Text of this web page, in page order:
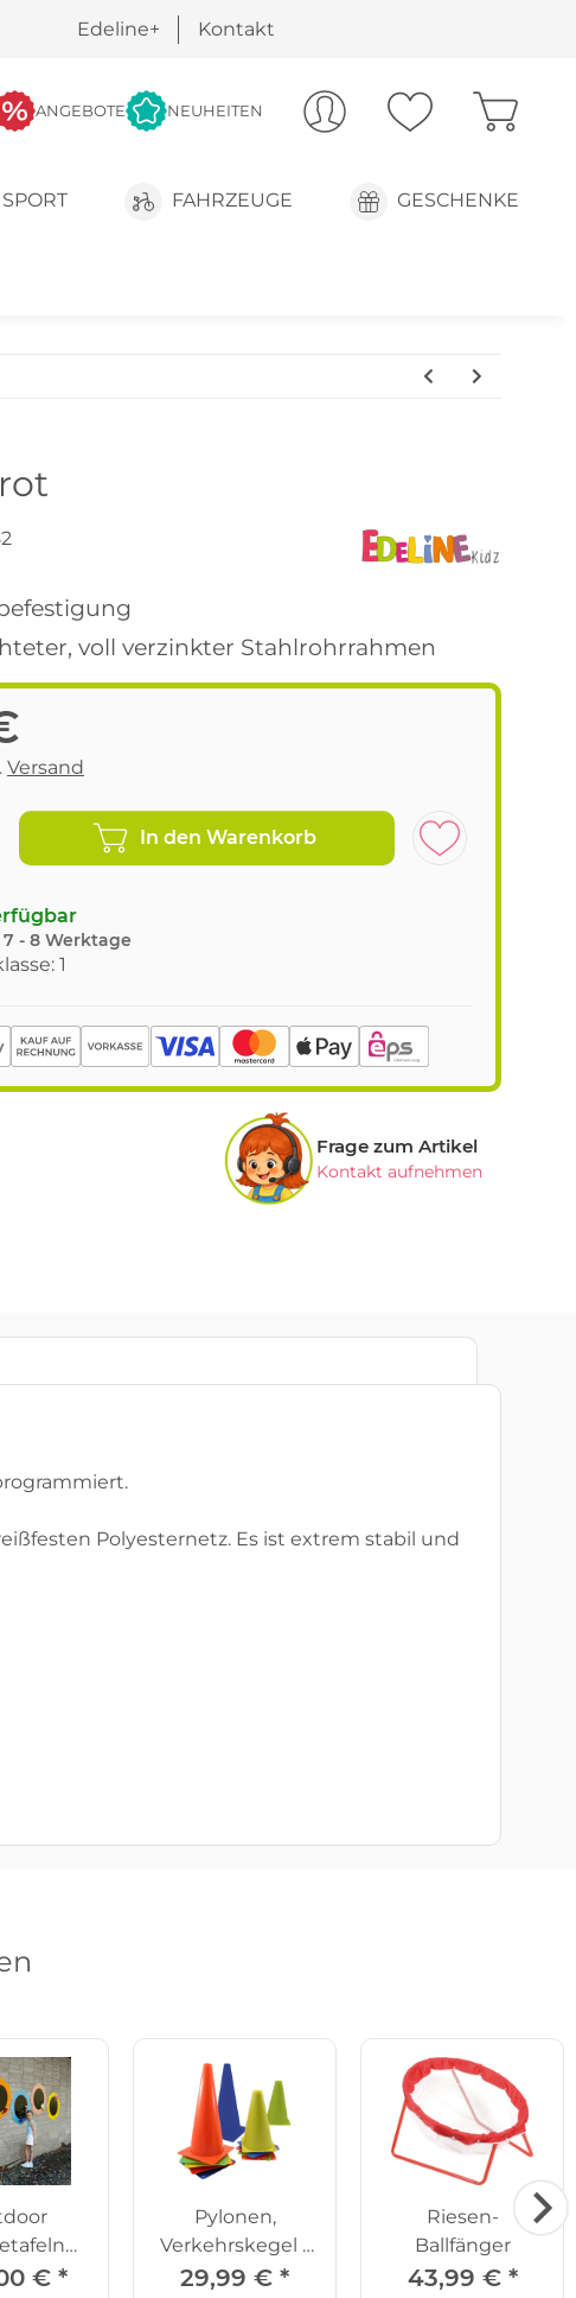
Edeline+ Kontakt
ANGEBOTE NEUHEITEN
FAHRZEUGE GESCHENKE
voll verzinkter Stahlrohrrahmen
Versand
In den Warenkorb
7 - 8 Werktage
1
Frage zum Artikel
Kontakt aufnehmen
Polyesternetz. Es ist extrem stabil und
5er Set
€ *
Pylonen,
Verkehrskegel -
Set 12-teilig,
29,99 € *
Riesen-
Ballfänger
43,99 € *